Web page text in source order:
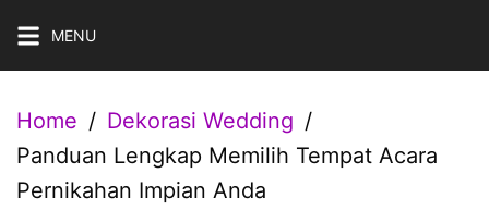
Skip
MENU
Home
Dekorasi Wedding
Panduan Lengkap Memilih Tempat Acara
Pernikahan Impian Anda